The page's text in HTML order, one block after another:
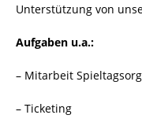
Unterstützung von
Aufgaben u.a.:
– Mitarbeit
– Ticketing